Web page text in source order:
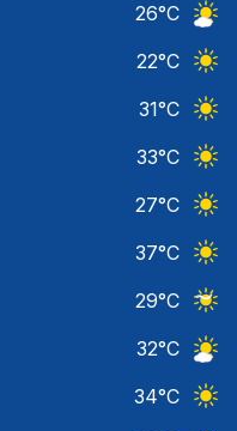
26°C
22°C
31°C
33°C
27°C
37°C
29°C
32°C
34°C